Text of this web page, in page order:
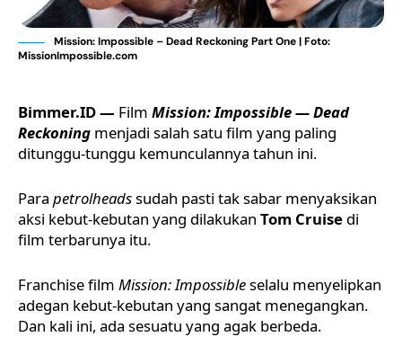
Mission: Impossible – Dead Reckoning Part One | Foto:
MissionImpossible.com
Bimmer.ID — Film Mission: Impossible — Dead
Reckoning menjadi salah satu film yang paling
ditunggu-tunggu kemunculannya tahun ini.
Para petrolheadssudah pasti tak sabar menyaksikan
aksi kebut-kebutan yang dilakukan Tom Cruise di
film terbarunya itu.
Franchise film Mission: Impossibleselalu menyelipkan
adegan kebut-kebutan yang sangat menegangkan.
Dan kali ini, ada sesuatu yang agak berbeda.